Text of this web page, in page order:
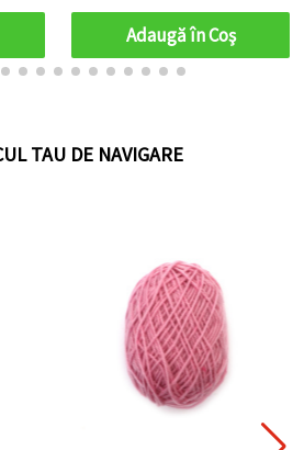
Adaugă în Coş
TAU DE NAVIGARE